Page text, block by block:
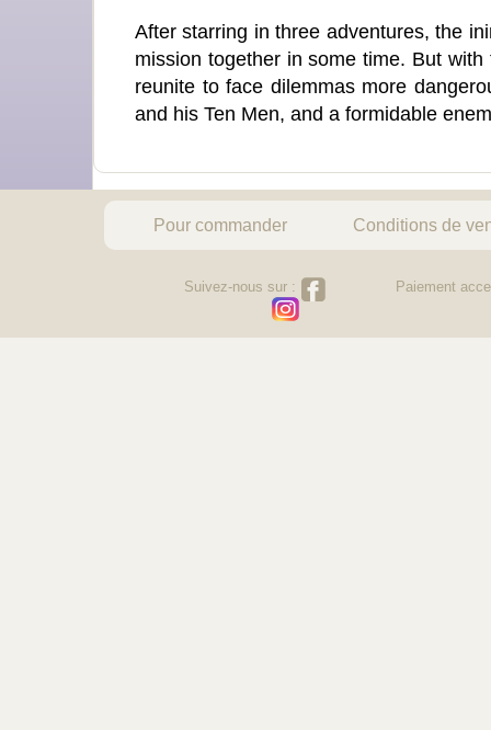
After starring in three adventures, the
mission together in some time. But
reunite to face dilemmas more
and his Ten Men, and a formidable
Pour commander Conditions de
Suivez-nous sur : Paiement